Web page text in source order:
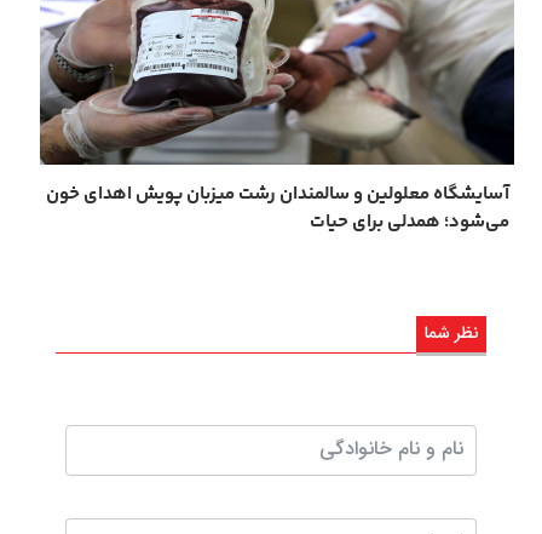
آسایشگاه معلولین و سالمندان رشت میزبان پویش اهدای خون
می‌شود؛ همدلی برای حیات
نظر شما